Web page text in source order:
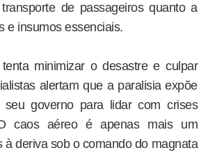
de passageiros quanto a
e insumos essenciais.
minimizar o desastre e culpar
alertam que a paralisia expõe
governo para lidar com crises
caos aéreo é apenas mais um
à deriva sob o comando do magnata